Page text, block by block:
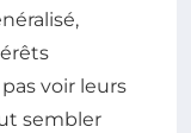
voir leurs
sembler